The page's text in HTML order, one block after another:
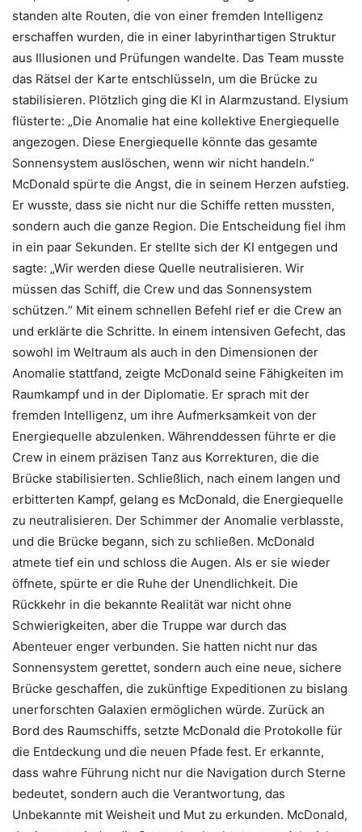
standen alte Routen, die von einer fremden Intelligenz
erschaffen wurden, die in einer labyrinthartigen Struktur
aus Illusionen und Prüfungen wandelte. Das Team musste
das Rätsel der Karte entschlüsseln, um die Brücke zu
stabilisieren. Plötzlich ging die KI in Alarmzustand. Elysium
flüsterte: „Die Anomalie hat eine kollektive Energiequelle
angezogen. Diese Energiequelle könnte das gesamte
Sonnensystem auslöschen, wenn wir nicht handeln.“
McDonald spürte die Angst, die in seinem Herzen aufstieg.
Er wusste, dass sie nicht nur die Schiffe retten mussten,
sondern auch die ganze Region. Die Entscheidung fiel ihm
in ein paar Sekunden. Er stellte sich der KI entgegen und
sagte: „Wir werden diese Quelle neutralisieren. Wir
müssen das Schiff, die Crew und das Sonnensystem
schützen.“ Mit einem schnellen Befehl rief er die Crew an
und erklärte die Schritte. In einem intensiven Gefecht, das
sowohl im Weltraum als auch in den Dimensionen der
Anomalie stattfand, zeigte McDonald seine Fähigkeiten im
Raumkampf und in der Diplomatie. Er sprach mit der
fremden Intelligenz, um ihre Aufmerksamkeit von der
Energiequelle abzulenken. Währenddessen führte er die
Crew in einem präzisen Tanz aus Korrekturen, die die
Brücke stabilisierten. Schließlich, nach einem langen und
erbitterten Kampf, gelang es McDonald, die Energiequelle
zu neutralisieren. Der Schimmer der Anomalie verblasste,
und die Brücke begann, sich zu schließen. McDonald
atmete tief ein und schloss die Augen. Als er sie wieder
öffnete, spürte er die Ruhe der Unendlichkeit. Die
Rückkehr in die bekannte Realität war nicht ohne
Schwierigkeiten, aber die Truppe war durch das
Abenteuer enger verbunden. Sie hatten nicht nur das
Sonnensystem gerettet, sondern auch eine neue, sichere
Brücke geschaffen, die zukünftige Expeditionen zu bislang
unerforschten Galaxien ermöglichen würde. Zurück an
Bord des Raumschiffs, setzte McDonald die Protokolle für
die Entdeckung und die neuen Pfade fest. Er erkannte,
dass wahre Führung nicht nur die Navigation durch Sterne
bedeutet, sondern auch die Verantwortung, das
Unbekannte mit Weisheit und Mut zu erkunden. McDonald,